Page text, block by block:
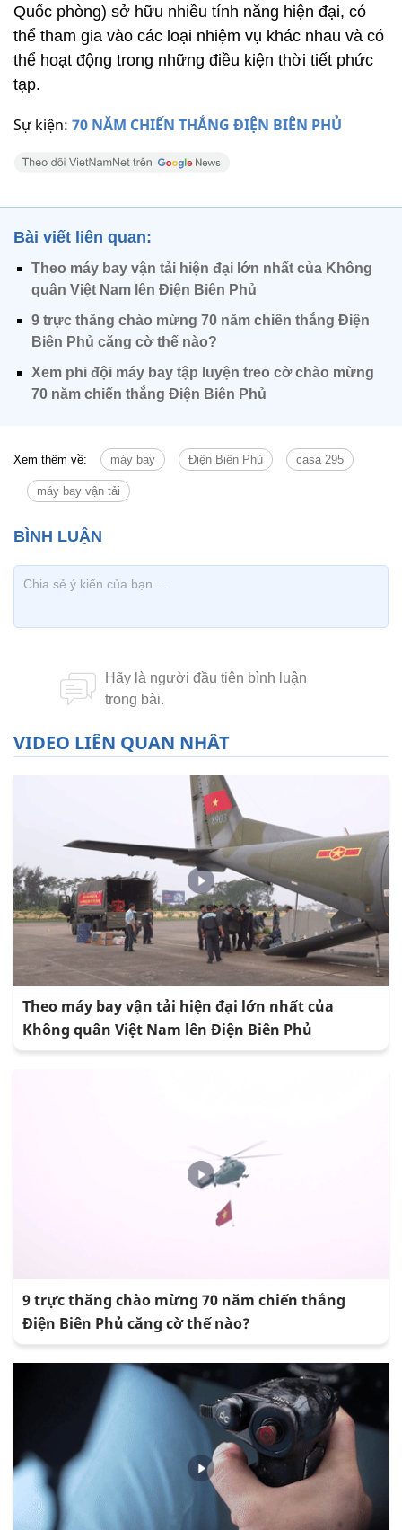
Sự kiện: 70 NĂM CHIẾN THẮNG ĐIỆN BIÊN PHỦ
Quốc phòng) sở hữu nhiều tính năng hiện đại, có
thể tham gia vào các loại nhiệm vụ khác nhau và có
thể hoạt động trong những điều kiện thời tiết phức
tạp.
Bài viết liên quan:
Theo máy bay vận tải hiện đại lớn nhất của Không
quân Việt Nam lên Điện Biên Phủ
9 trực thăng chào mừng 70 năm chiến thắng Điện
Biên Phủ căng cờ thế nào?
Xem phi đội máy bay tập luyện treo cờ chào mừng
70 năm chiến thắng Điện Biên Phủ
Xem thêm về: máy bay Điện Biên Phủ casa 295
máy bay vận tải
VIDEO LIÊN QUAN NHẤT
Theo máy bay vận tải hiện đại lớn nhất của
Không quân Việt Nam lên Điện Biên Phủ
9 trực thăng chào mừng 70 năm chiến thắng
Điện Biên Phủ căng cờ thế nào?